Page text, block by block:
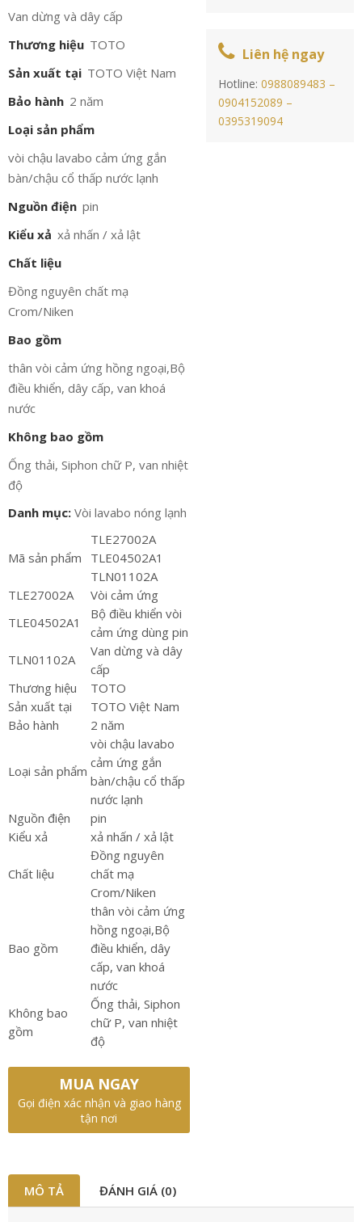
Van dừng và dây cấp
Thương hiệu TOTO
Sản xuất tại TOTO Việt Nam
Bảo hành 2 năm
Loại sản phẩm
vòi chậu lavabo cảm ứng gắn
bàn/chậu cổ thấp nước lạnh
Nguồn điện pin
Kiểu xả xả nhấn / xả lật
Chất liệu
Đồng nguyên chất mạ
Crom/Niken
Bao gồm
thân vòi cảm ứng hồng ngoại,Bộ
điều khiển, dây cấp, van khoá
nước
Không bao gồm
Ống thải, Siphon chữ P, van nhiệt
độ
Danh mục: Vòi lavabo nóng lạnh
Mã sản phẩm
TLE27002A
TLE04502A1
TLN01102A
TLE27002A
Vòi cảm ứng
TLE04502A1
Bộ điều khiển vòi
cảm ứng dùng pin
TLN01102A
Van dừng và dây
cấp
Thương hiệu
TOTO
Sản xuất tại
TOTO Việt Nam
Bảo hành
2 năm
Loại sản phẩm
vòi chậu lavabo
cảm ứng gắn
bàn/chậu cổ thấp
nước lạnh
Nguồn điện
pin
Kiểu xả
xả nhấn / xả lật
Chất liệu
Đồng nguyên
chất mạ
Crom/Niken
Bao gồm
thân vòi cảm ứng
hồng ngoại,Bộ
điều khiển, dây
cấp, van khoá
nước
Không bao
gồm
Ống thải, Siphon
chữ P, van nhiệt
độ
MUA NGAY
Gọi điện xác nhận và giao hàng
tận nơi
Liên hệ ngay
Hotline:0988089483 –
0904152089 –
0395319094
MÔ TẢ ĐÁNH GIÁ (0)